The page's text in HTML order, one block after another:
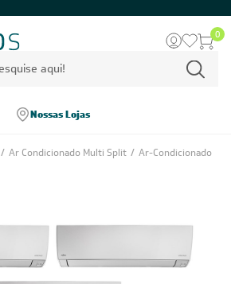
0
Nossas Lojas
/ Ar Condicionado Multi Split / Ar-Condicionado